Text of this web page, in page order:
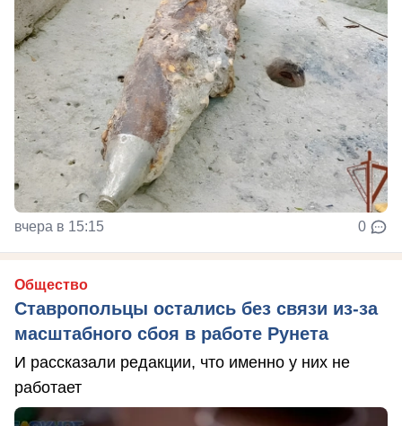
вчера в 15:15 0
Общество
Ставропольцы остались без связи из-за
масштабного сбоя в работе Рунета
И рассказали редакции, что именно у них не
работает